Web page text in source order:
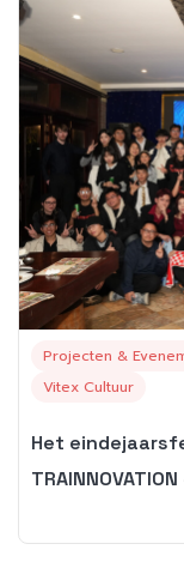
Projecten &
Vitex Cultuur
Het